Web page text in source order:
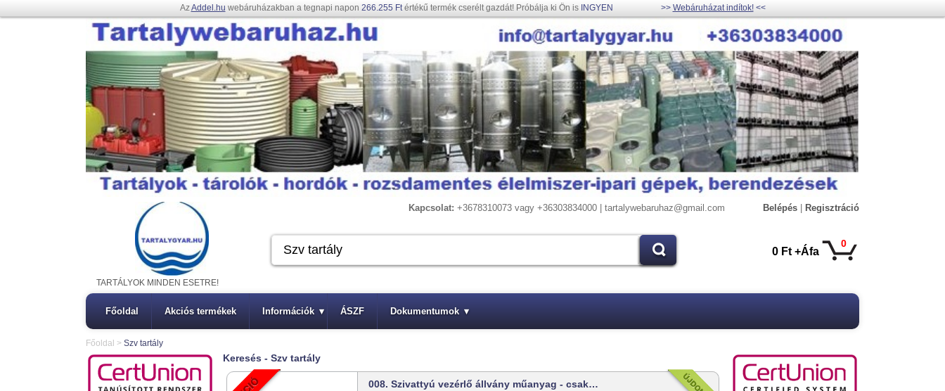
AzAddel.hu webáruházakban a tegnapi napon 266.255 Ftértékű termék cserélt gazdát! Próbálja ki Ön is INGYEN >> Webáruházat indítok!<<
Kapcsolat: +3678310073 vagy +36303834000 | tartalywebaruhaz@gmail.com Belépés Regisztráció
0
0 Ft +Áfa
TARTÁLYOK MINDEN ESETRE!
Főoldal Akciós termékek Információk ▾ ÁSZF Dokumentumok ▾
Főoldal > Szv tartály
Keresés - Szv tartály
008. Szivattyú vezérlő állvány műanyag - csak…